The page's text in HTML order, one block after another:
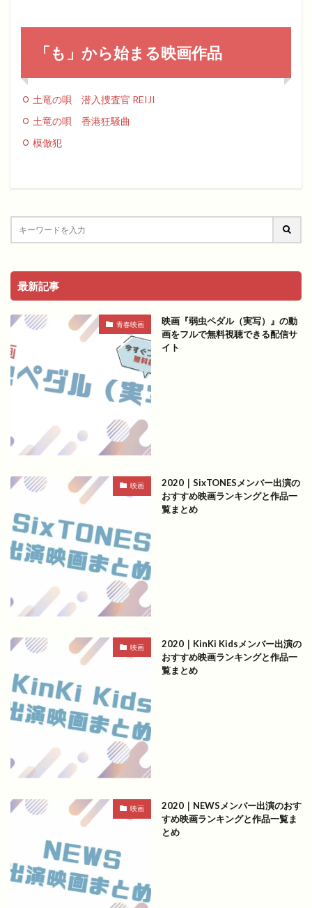
「も」から始まる映画作品
土竜の唄 潜入捜査官 REIJI
土竜の唄 香港狂騒曲
模倣犯
最新記事
青春映画
映画『弱虫ペダル（実写）』の動
画をフルで無料視聴できる配信サ
イト
映画
2020｜SixTONESメンバー出演の
おすすめ映画ランキングと作品一
覧まとめ
映画
2020｜KinKi Kidsメンバー出演の
おすすめ映画ランキングと作品一
覧まとめ
映画
2020｜NEWSメンバー出演のおす
すめ映画ランキングと作品一覧ま
とめ